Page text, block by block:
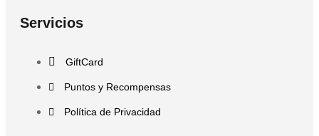
Servicios
GiftCard
Puntos y Recompensas
Política de Privacidad